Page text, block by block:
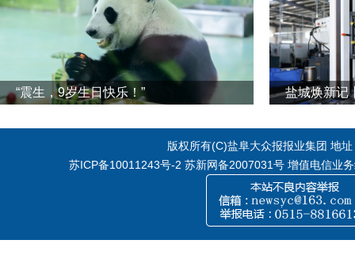
“震生，9岁生日快乐！”
版权所有(C)盐阜大众报报业集团 地
苏ICP备10011243号-2 苏新网备2007031号 增值电信业